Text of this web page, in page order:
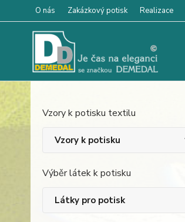
O nás Zakázkový potisk Realizace
Vzory k potisku textilu
Vzory k potisku
Výběr látek k potisku
Látky pro potisk